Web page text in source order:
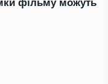
фільму можуть